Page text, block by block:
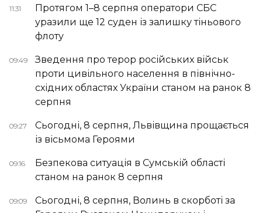
11:31
Протягом 1–8 серпня оператори СБС
уразили ще 12 суден із залишку тіньового
флоту
09:49
Зведення про терор російських військ
проти цивільного населення в північно-
східних областях України станом на ранок 8
серпня
09:27
Сьогодні, 8 серпня, Львівщина прощається
із вісьмома Героями
09:16
Безпекова ситуація в Сумській області
станом на ранок 8 серпня
09:09
Сьогодні, 8 серпня, Волинь в скорботі за